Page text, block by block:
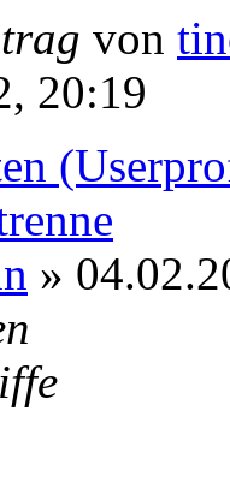
von
20:19
»